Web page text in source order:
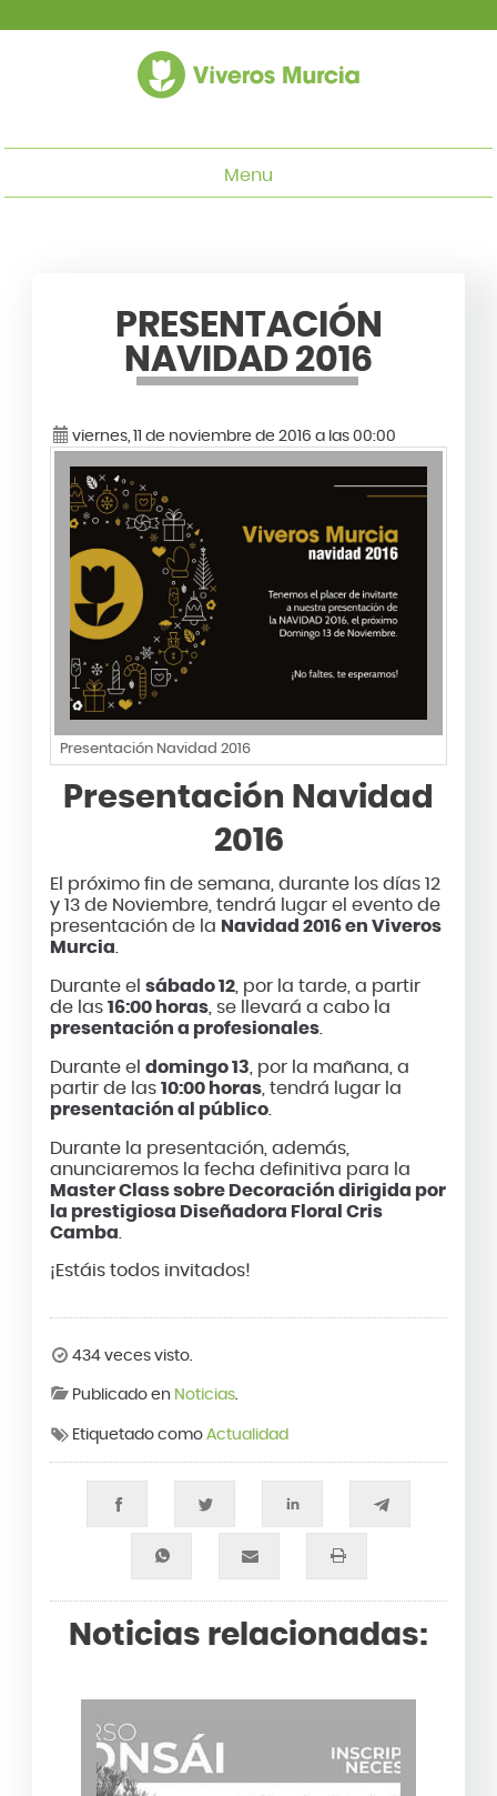
Menu
PRESENTACIÓN
NAVIDAD 2016
viernes, 11 de noviembre de 2016 a las 00:00
Presentación Navidad 2016
Presentación Navidad
2016
El próximo fin de semana, durante los días 12
y 13 de Noviembre, tendrá lugar el evento de
presentación de la Navidad 2016 en Viveros
Murcia
Durante el sábado 12, por la tarde, a partir
de las 16:00 horas, se llevará a cabo la
presentación a profesionales.
Durante el domingo 13 , por la mañana, a
partir de las 10:00 horas, tendrá lugar la
presentación al público.
Durante la presentación, además,
anunciaremos la fecha definitiva para la
Master Class sobre Decoración dirigida por
la prestigiosa Diseñadora Floral Cris
Camba
¡Estáis todos invitados!
434 veces visto.
Publicado en Noticias.
Etiquetado como Actualidad
Noticias relacionadas: